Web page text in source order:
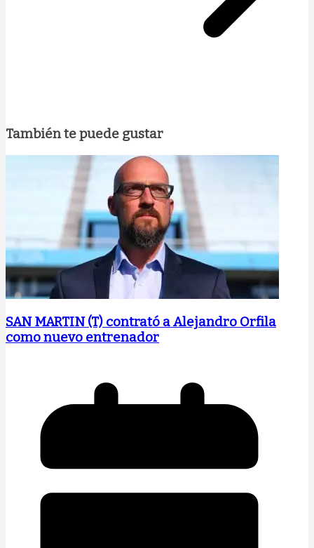
También te puede gustar
SAN MARTIN (T) contrató a Alejandro Orfila
como nuevo entrenador